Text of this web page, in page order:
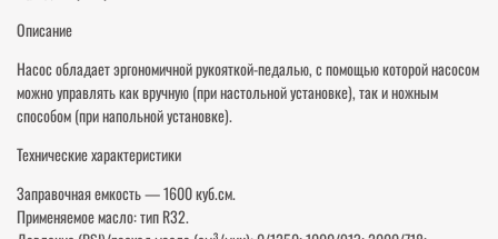
Описание
Насос обладает эргономичной рукояткой-педалью, с помощью которой насосом
можно управлять как вручную (при настольной установке), так и ножным
способом (при напольной установке).
Технические характеристики
Заправочная емкость — 1600 куб.см.
Применяемое масло: тип R32.